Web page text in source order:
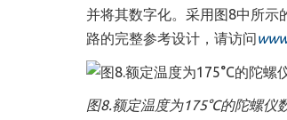
并将其数字化。采用图8中所示
路的完整参考设计，请访问
图8.额定温度为175°C的陀螺仪